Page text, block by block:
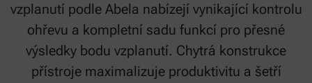
vzplanutí podle Abela nabízejí vynikající kontrolu
ohřevu a kompletní sadu funkcí pro přesné
výsledky bodu vzplanutí. Chytrá konstrukce
přístroje maximalizuje produktivitu a šetří